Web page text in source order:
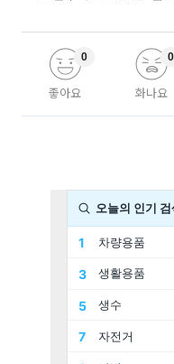
좋아요
0
화나요
0